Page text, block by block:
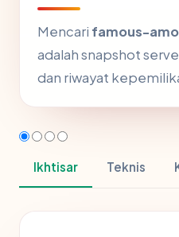
Mencari famous-
adalah snapshot
dan riwayat
Ikhtisar Teknis